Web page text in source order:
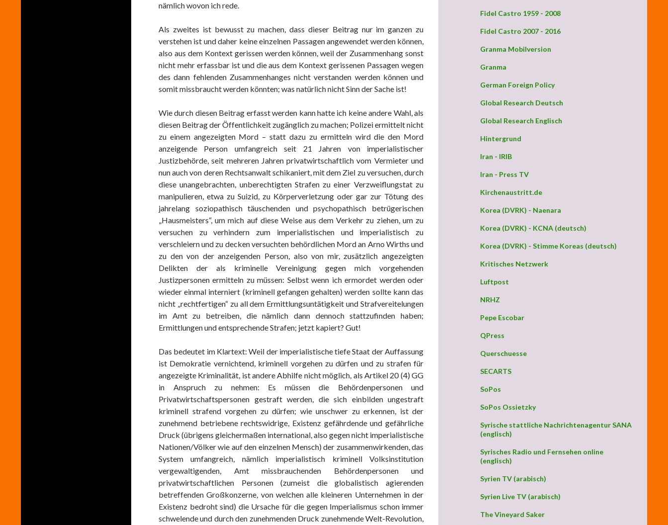
nämlich wovon ich rede.
Als zweites ist bewusst zu machen, dass dieser Beitrag nur im ganzen zu
verstehen ist und daher keine einzelnen Passagen angewendet werden können,
also aus dem Kontext gerissen werden können, weil der Zusammenhang sonst
nicht mehr erfassbar ist und die aus dem Kontext gerissenen Passagen wegen
des dann fehlenden Zusammenhanges nicht verstanden werden können und
somit missbraucht werden könnten; was natürlich nicht Sinn der Sache ist!
Wie durch diesen Beitrag erfasst werden kann hatte ich keine andere Wahl, als
diesen Beitrag der Öffentlichkeit zugänglich zu machen; Polizei ermittelt nicht
zu einem angezeigten Mord – statt dazu zu ermitteln wird die den Mord
anzeigende Person umfangreich seit 21 Jahren von imperialistischer
Justizbehörde, seit mehreren Jahren privatwirtschaftlich vom Vermieter und
nun auch von deren Rechtsanwalt schikaniert, mit dem Ziel zu versuchen, durch
diese unangebrachten, unberechtigten Strafen zu einer Verzweiflungstat zu
manipulieren, etwa zu Suizid, zu Körperverletzung oder gar zur Tötung des
jahrelang soziopathisch täuschenden und psychopathisch betrügerischen
„Hausmeisters“, um mich auf diese Weise aus dem Verkehr zu ziehen, um zu
versuchen zu verhindern zum imperialistischen und imperialistisch zu
verschleiern und zu decken versuchten behördlichen Mord an Arno Wirths und
zu den von der anzeigenden Person, also von mir, zusätzlich angezeigten
Delikten der als kriminelle Vereinigung gegen mich vorgehenden
Justizpersonen ermitteln zu müssen: Selbst wenn ich ermordet werden oder
wieder einmal interniert (kriminell gefangen gehalten) werden sollte kann das
nicht „rechtfertigen“ zu all dem Ermittlungsuntätigkeit und Strafvereitelungen
im Amt zu betreiben, die nämlich dann dennoch stattzufinden haben;
Ermittlungen und entsprechende Strafen; jetzt kapiert? Gut!
Das bedeutet im Klartext: Weil der imperialistische tiefe Staat der Auffassung
ist Demokratie vernichtend, kriminell vorgehen zu dürfen und zu strafen für
angezeigte Kriminalität, ist andere Abhilfe nicht möglich, als Artikel 20 (4) GG
in Anspruch zu nehmen: Es müssen die Behördenpersonen und
Privatwirtschaftspersonen gestraft werden, die sich einbilden ungestraft
kriminell strafend vorgehen zu dürfen; wie unschwer zu erkennen, ist der
zunehmend betriebene rechtswidrige, Existenz gefährdende und gefährliche
Druck (übrigens gleichermaßen international, also gegen nicht imperialistische
Nationen/Völker wie auf den einzelnen Mensch) der zusammenwirkenden, das
System umfangreich, nämlich imperialistisch kriminell Volksinstitution
vergewaltigenden, Amt missbrauchenden Behördenpersonen und
privatwirtschaftlichen Personen (zumeist die globalistisch agierenden
betreffenden Großkonzerne, von welchen alle kleineren Unternehmen in der
Existenz bedroht sind) die Ursache für die gegen Imperialismus schon immer
schwelende und durch den zunehmenden Druck zunehmende Welt-Revolution,
Fidel Castro 1959 - 2008
Fidel Castro 2007 - 2016
Granma Mobilversion
Granma
German Foreign Policy
Global Research Deutsch
Global Research Englisch
Hintergrund
Iran - IRIB
Iran - Press TV
Kirchenaustritt.de
Korea (DVRK) - Naenara
Korea (DVRK) - KCNA (deutsch)
Korea (DVRK) - Stimme Koreas (deutsch)
Kritisches Netzwerk
Luftpost
NRHZ
Pepe Escobar
QPress
Querschuesse
SECARTS
SoPos
SoPos Ossietzky
Syrische stattliche Nachrichtenagentur SANA
(englisch)
Syrisches Radio und Fernsehen online
(englisch)
Syrien TV (arabisch)
Syrien Live TV (arabisch)
The Vineyard Saker